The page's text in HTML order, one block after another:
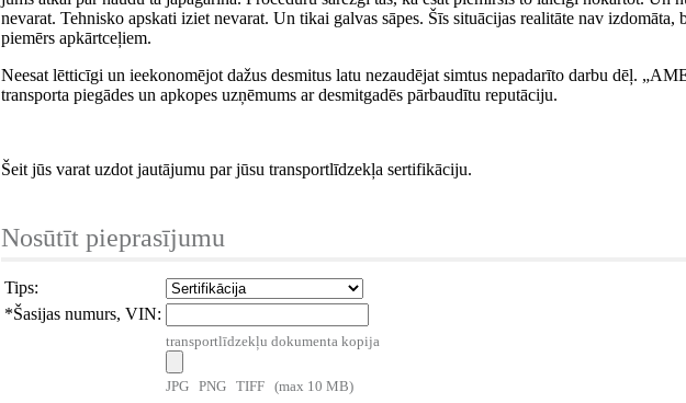
nevarat. Tehnisko apskati iziet nevarat. Un tikai galvas sāpes. Šīs situācijas realitāte nav
piemērs apkārtceļiem.
Neesat lētticīgi un ieekonomējot dažus desmitus latu nezaudējat simtus nepadarīto darbu dēļ.
transporta piegādes un apkopes uzņēmums ar desmitgadēs pārbaudītu reputāciju.
Šeit jūs varat uzdot jautājumu par jūsu transportlīdzekļa sertifikāciju.
Nosūtīt pieprasījumu
Tips:
*Šasijas numurs, VIN:
transportlīdzekļu dokumenta kopija
JPG PNG TIFF (max 10 MB)